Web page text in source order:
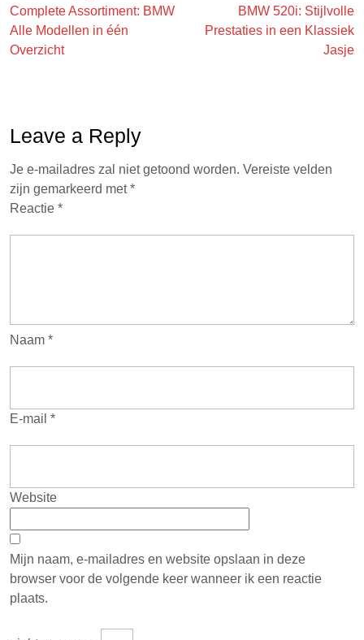
Complete Assortiment: BMW
Alle Modellen in één
Overzicht
BMW 520i: Stijlvolle
Prestaties in een Klassiek
Jasje
Leave a Reply
Je e-mailadres zal niet getoond worden. Vereiste velden
zijn gemarkeerd met*
Reactie *
Naam *
E-mail *
Website
Mijn naam, e-mailadres en website opslaan in deze
browser voor de volgende keer wanneer ik een reactie
plaats.